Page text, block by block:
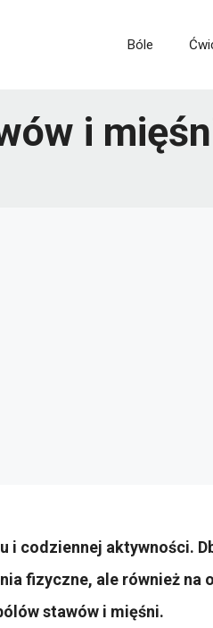
Bóle
i
i codziennej aktywności.
fizyczne, ale również na
stawów i mięśni.